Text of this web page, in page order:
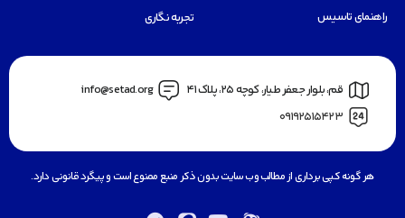
راهنمای تاسیس
تجربه نگاری
قم، بلوار جعفر طيار، كوچه ٢٥، پلاک 41
info@setad.org
09192515423
هر گونه کپی برداری از مطالب وب سایت بدون ذکر منبع ممنوع است و پیگرد قانونی دارد.